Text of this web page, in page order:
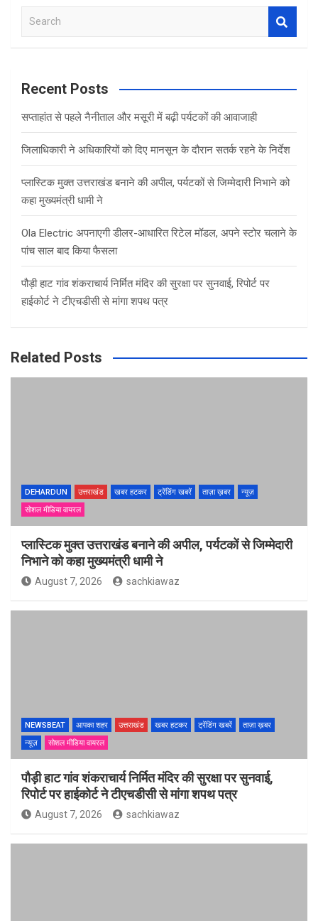
a
c
Recent Posts
सप्ताहांत से पहले नैनीताल और मसूरी में बढ़ी पर्यटकों की आवाजाही
जिलाधिकारी ने अधिकारियों को दिए मानसून के दौरान सतर्क रहने के निर्देश
प्लास्टिक मुक्त उत्तराखंड बनाने की अपील, पर्यटकों से जिम्मेदारी निभाने को
कहा मुख्यमंत्री धामी ने
Ola Electric अपनाएगी डीलर-आधारित रिटेल मॉडल, अपने स्टोर चलाने के
पांच साल बाद किया फैसला
पौड़ी हाट गांव शंकराचार्य निर्मित मंदिर की सुरक्षा पर सुनवाई, रिपोर्ट पर
हाईकोर्ट ने टीएचडीसी से मांगा शपथ पत्र
Related Posts
DEHARDUN उत्तराखंड खबर हटकर ट्रेंडिंग खबरें ताज़ा ख़बर
न्यूज़
सोशल मीडिया वायरल
प्लास्टिक मुक्त उत्तराखंड बनाने की अपील, पर्यटकों से जिम्मेदारी
निभाने को कहा मुख्यमंत्री धामी ने
August 7, 2026 sachkiawaz
NEWSBEAT आपका शहर उत्तराखंड खबर हटकर ट्रेंडिंग खबरें
ताज़ा ख़बर
न्यूज़
सोशल मीडिया वायरल
पौड़ी हाट गांव शंकराचार्य निर्मित मंदिर की सुरक्षा पर सुनवाई,
रिपोर्ट पर हाईकोर्ट ने टीएचडीसी से मांगा शपथ पत्र
August 7, 2026 sachkiawaz